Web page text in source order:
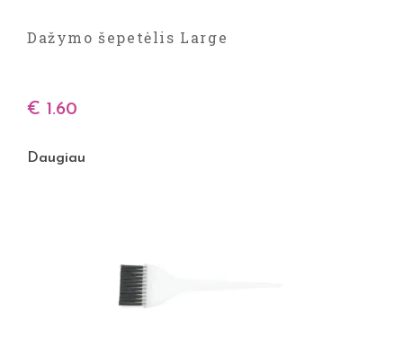
Dažymo šepetėlis Large
€ 1.60
Daugiau